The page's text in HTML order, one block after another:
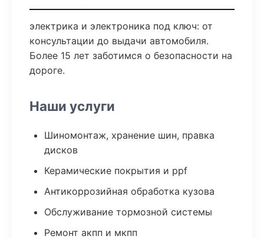
электрика и электроника под ключ: от
консультации до выдачи автомобиля.
Более 15 лет заботимся о безопасности на
дороге.
Наши услуги
Шиномонтаж, хранение шин, правка
дисков
Керамические покрытия и ppf
Антикоррозийная обработка кузова
Обслуживание тормозной системы
Ремонт акпп и мкпп